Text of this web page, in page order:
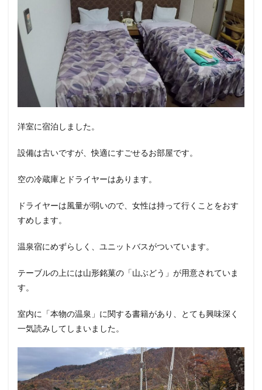
洋室に宿泊しました。
設備は古いですが、快適にすごせるお部屋です。
空の冷蔵庫とドライヤーはあります。
ドライヤーは風量が弱いので、女性は持って行くことをおす
すめします。
温泉宿にめずらしく、ユニットバスがついています。
テーブルの上には山形銘菓の「山ぶどう」が用意されていま
す。
室内に「本物の温泉」に関する書籍があり、とても興味深く
一気読みしてしまいました。